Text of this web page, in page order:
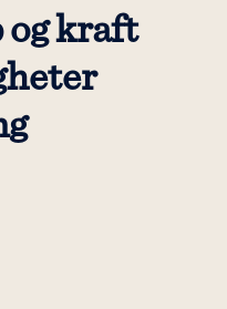
og kraft